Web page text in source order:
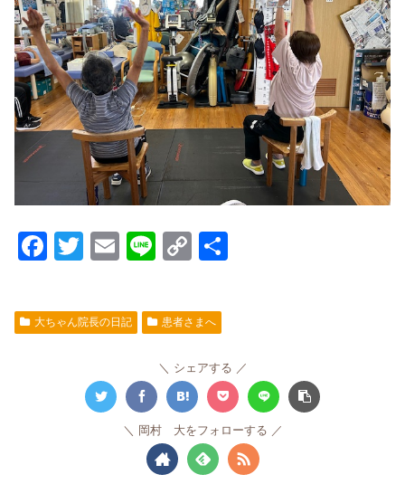
F
c
e
T
tt
er
E
ail
Li
e
C
p
y
Li
n
k
大ちゃん院長の日記 患者さまへ
シェアする
岡村 大をフォローする